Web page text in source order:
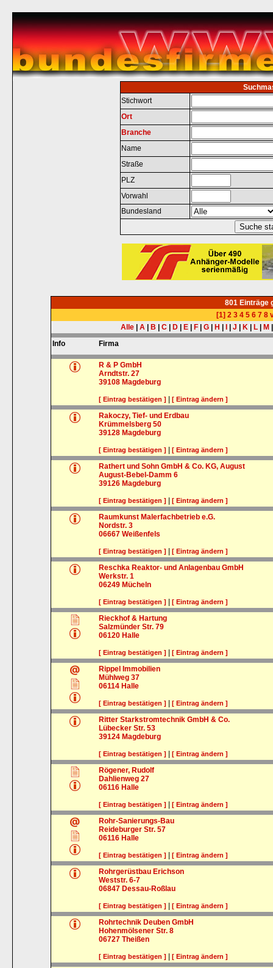
Stichwort
Ort
Branche
Name
Straße
PLZ
Vorwahl
Bundesland
801 Einträge
[1] 2 3 4 5 6 7 8
Alle
A B C D E F G H J K L M
Info
Firma
R & P GmbH
Arndtstr. 27
39108 Magdeburg
[ Eintrag bestätigen ] |[ Eintrag ändern ]
Rakoczy, Tief- und Erdbau
Krümmelsberg 50
39128 Magdeburg
[ Eintrag bestätigen ] |[ Eintrag ändern ]
Rathert und Sohn GmbH & Co. KG, August
August-Bebel-Damm 6
39126 Magdeburg
[ Eintrag bestätigen ] |[ Eintrag ändern ]
Raumkunst Malerfachbetrieb e.G.
Nordstr. 3
06667 Weißenfels
[ Eintrag bestätigen ] |[ Eintrag ändern ]
Reschka Reaktor- und Anlagenbau GmbH
Werkstr. 1
06249 Mücheln
[ Eintrag bestätigen ] |[ Eintrag ändern ]
Rieckhof & Hartung
Salzmünder Str. 79
06120 Halle
[ Eintrag bestätigen ] |[ Eintrag ändern ]
Rippel Immobilien
Mühlweg 37
06114 Halle
[ Eintrag bestätigen ] |[ Eintrag ändern ]
Ritter Starkstromtechnik GmbH & Co.
Lübecker Str. 53
39124 Magdeburg
[ Eintrag bestätigen ] |[ Eintrag ändern ]
Rögener, Rudolf
Dahlienweg 27
06116 Halle
[ Eintrag bestätigen ] |[ Eintrag ändern ]
Rohr-Sanierungs-Bau
Reideburger Str. 57
06116 Halle
[ Eintrag bestätigen ] |[ Eintrag ändern ]
Rohrgerüstbau Erichson
Weststr. 6-7
06847 Dessau-Roßlau
[ Eintrag bestätigen ] |[ Eintrag ändern ]
Rohrtechnik Deuben GmbH
Hohenmölsener Str. 8
06727 Theißen
[ Eintrag bestätigen ] |[ Eintrag ändern ]